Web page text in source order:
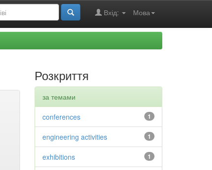
Мова
Вхід:
Розкриття
за темами
1
conferences
1
engineering activities
1
exhibitions